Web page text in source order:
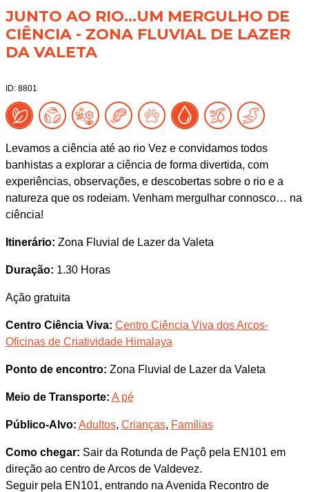
JUNTO AO RIO...UM MERGULHO DE
CIÊNCIA - ZONA FLUVIAL DE LAZER
DA VALETA
ID: 8801
Levamos a ciência até ao rio Vez e convidamos todos
banhistas a explorar a ciência de forma divertida, com
experiências, observações, e descobertas sobre o rio e a
natureza que os rodeiam. Venham mergulhar connosco… na
ciência!
Itinerário: Zona Fluvial de Lazer da Valeta
Duração: 1.30 Horas
Ação gratuita
Centro Ciência Viva: Centro Ciência Viva dos Arcos-
Oficinas de Criatividade Himalaya
Ponto de encontro: Zona Fluvial de Lazer da Valeta
Meio de Transporte: A pé
Público-Alvo: Adultos, Crianças, Famílias
Como chegar: Sair da Rotunda de Paçô pela EN101 em
direção ao centro de Arcos de Valdevez.
Seguir pela EN101, entrando na Avenida Recontro de